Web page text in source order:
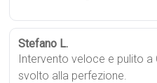
Stefano L.
Intervento veloce e pulito
svolto alla perfezione.